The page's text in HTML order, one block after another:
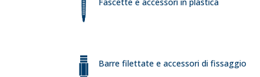
Barre filettate e accessori di fissaggio